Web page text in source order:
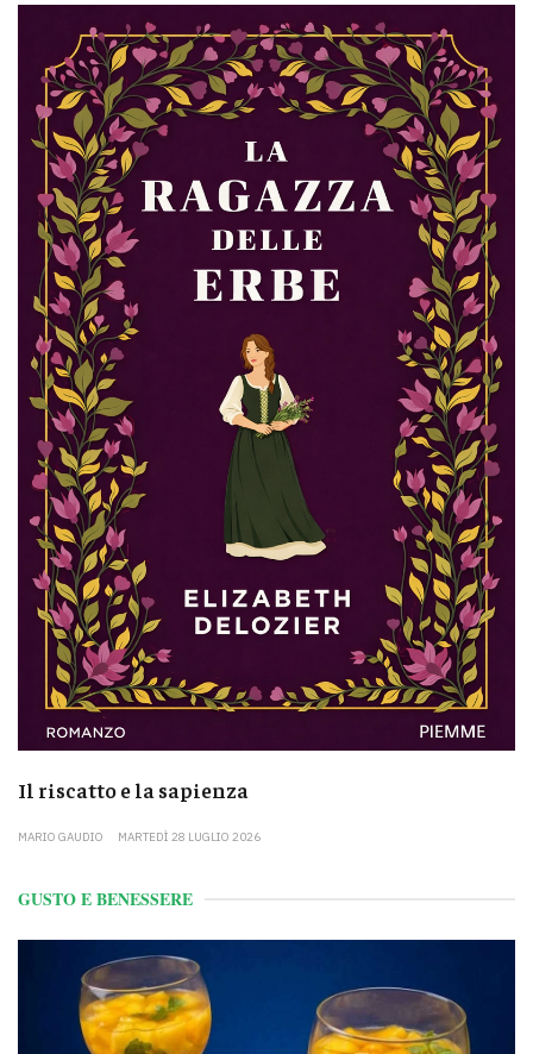
Il riscatto e la sapienza
MARIO GAUDIO MARTEDÌ 28 LUGLIO 2026
GUSTO E BENESSERE